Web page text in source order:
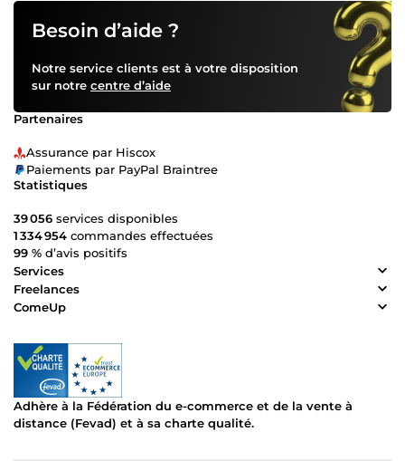
Besoin d’aide ?
Notre service clients est à votre disposition
sur notre centre d’aide
Partenaires
Assurance par Hiscox
Paiements par PayPal Braintree
Statistiques
39 056 services disponibles
1 334 954 commandes effectuées
99 % d’avis positifs
Services
Freelances
ComeUp
Adhère à la Fédération du e-commerce et de la vente à
distance (Fevad) et à sa charte qualité.